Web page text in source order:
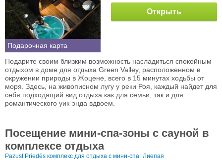
Подарочная карта
Открыть
Подарите своим близким возможность насладиться спокойным
отдыхом в доме для отдыха Green Valley, расположенном в
окружении природы в Жоцене, всего в 15 минутах ходьбы от
моря. Здесь, на живописном лугу у реки Роя, каждый найдет для
себя подходящий вид отдыха как для семьи, так и для
романтического уик-энда вдвоем.
Посещение мини-спа-зоны с сауной в
комплексе отдыха
Pazust Priedēs комплекс для отдыха с мини-спа: Лиепая